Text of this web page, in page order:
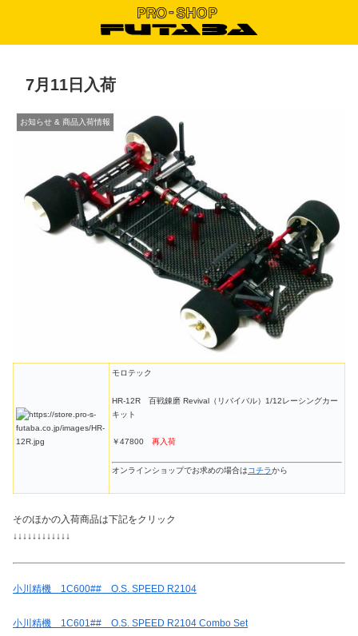
7月11日入荷
お知らせ & 商品入荷情報
モロテック
HR-12R 百戦錬磨 Revival（リバイバル）1/12レーシングカー
キット
￥47800 再入荷
オンラインショップでお求めの場合はコチラから
そのほかの入荷商品は下記をクリック
↓↓↓↓↓↓↓↓↓↓↓↓
小川精機 1C600## O.S. SPEED R2104
小川精機 1C601## O.S. SPEED R2104 Combo Set